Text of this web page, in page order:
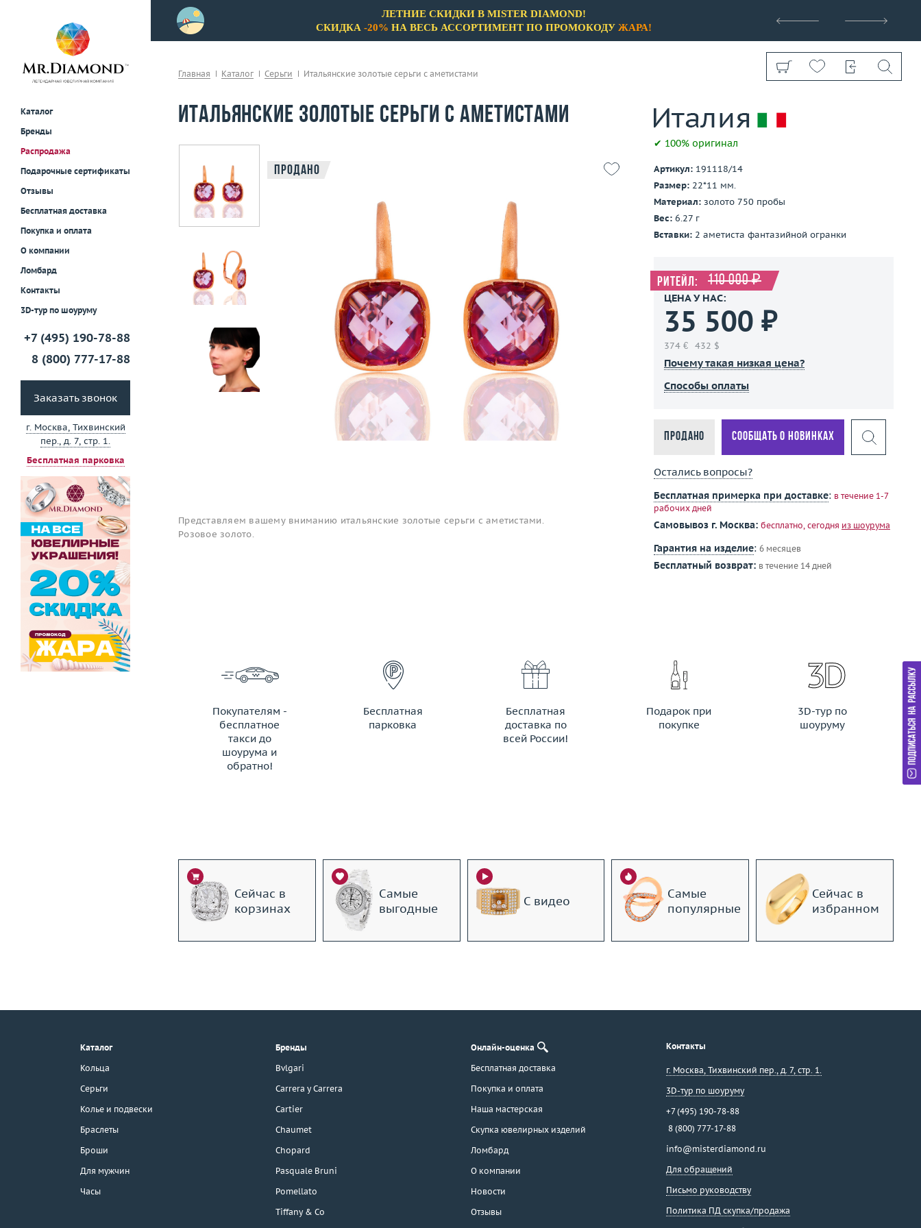
Каталог
Бренды
Распродажа
Подарочные сертификаты
Отзывы
Бесплатная доставка
Покупка и оплата
О компании
Ломбард
Контакты
3D-тур по шоуруму
+7 (495) 190-78-88
8 (800) 777-17-88
Заказать звонок
г. Москва, Тихвинский
пер., д. 7, стр. 1.
Бесплатная парковка
г. Москва, Тихвинский пер., д. 7,
3D-тур по шоуруму
примерки!
ЛЕТНИЕ СКИДКИ В MISTER DIAMOND!
СКИДКА -20% НА ВЕСЬ АССОРТИМЕНТ ПО ПРОМОКОДУ ЖАРА!
Показать все
Главная Каталог Серьги Итальянские золотые серьги с аметистами
Итальянские золотые серьги с аметистами
Продано
Представляем вашему вниманию итальянские золотые серьги с аметистами.
Розовое золото.
✔ 100% оригинал
Артикул: 191118/14
Размер: 22*11 мм.
Материал: золото 750 пробы
Вес: 6.27 г
Вставки: 2 аметиста фантазийной огранки
Ритейл: 110 000 ₽
ЦЕНА У НАС:
35 500 ₽
374 € 432 $
Почему такая низкая цена?
Способы оплаты
Продано Сообщать о новинках
Остались вопросы?
Бесплатная примерка при доставке: в течение 1-7
рабочих дней
Самовывоз г. Москва: бесплатно, сегодня из шоурума
Гарантия на изделие: 6 месяцев
Бесплатный возврат: в течение 14 дней
Покупателям -
бесплатное
такси до
шоурума и
обратно!
ЗАКАЗАТЬ ТАКСИ
Бесплатная
парковка
Бесплатная
доставка по
всей России!
Подарок при
покупке
3D-тур по
шоуруму
Сейчас в
корзинах
Самые
выгодные
С видео
Самые
популярные
Сейчас в
избранном
Каталог
Кольца
Серьги
Колье и подвески
Браслеты
Броши
Для мужчин
Часы
Бренды
Bvlgari
Carrera y Carrera
Cartier
Chaumet
Chopard
Pasquale Bruni
Pomellato
Tiffany & Co
Онлайн-оценка
Бесплатная доставка
Покупка и оплата
Наша мастерская
Скупка ювелирных изделий
Ломбард
О компании
Новости
Отзывы
Контакты
г. Москва, Тихвинский пер., д. 7, стр. 1.
3D-тур по шоуруму
+7 (495) 190-78-88
8 (800) 777-17-88
info@misterdiamond.ru
Для обращений
Письмо руководству
Политика ПД скупка/продажа